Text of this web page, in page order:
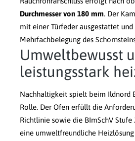
Durchmesser von 180 mm. Der
mit einer Türfeder ausgestattet
Mehrfachbelegung des
Umweltbewusst
leistungsstark
Nachhaltigkeit spielt beim Ildnord
Rolle. Der Ofen erfüllt die
Richtlinie sowie die BImSchV
eine umweltfreundliche